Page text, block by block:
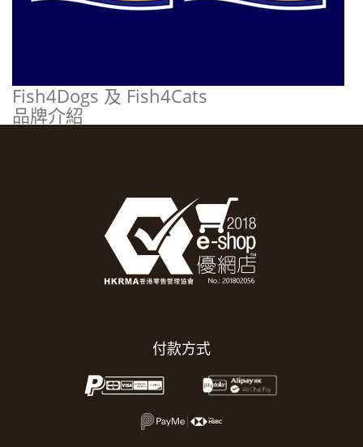
Fish4Dogs 及 Fish4Cats
品牌介紹
付款方式